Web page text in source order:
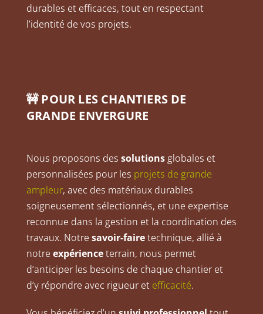
durables et efficaces, tout en respectant
l’identité de vos projets.
🚧 POUR LES CHANTIERS DE
GRANDE ENVERGURE
Nous proposons des solutions globales et
personnalisées pour les projets de grande
ampleur, avec des matériaux durables
soigneusement sélectionnés, et une expertise
reconnue dans la gestion et la coordination des
travaux. Notre savoir-fairetechnique, allié à
notre expérienceterrain, nous permet
d’anticiper les besoins de chaque chantier et
d’y répondre avec rigueur et efficacité.